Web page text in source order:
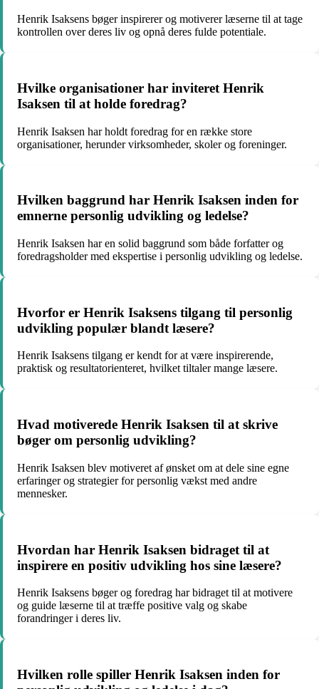
Henrik Isaksens bøger inspirerer og motiverer læserne til at tage
kontrollen over deres liv og opnå deres fulde potentiale.
Hvilke organisationer har inviteret Henrik
Isaksen til at holde foredrag?
Henrik Isaksen har holdt foredrag for en række store
organisationer, herunder virksomheder, skoler og foreninger.
Hvilken baggrund har Henrik Isaksen inden for
emnerne personlig udvikling og ledelse?
Henrik Isaksen har en solid baggrund som både forfatter og
foredragsholder med ekspertise i personlig udvikling og ledelse.
Hvorfor er Henrik Isaksens tilgang til personlig
udvikling populær blandt læsere?
Henrik Isaksens tilgang er kendt for at være inspirerende,
praktisk og resultatorienteret, hvilket tiltaler mange læsere.
Hvad motiverede Henrik Isaksen til at skrive
bøger om personlig udvikling?
Henrik Isaksen blev motiveret af ønsket om at dele sine egne
erfaringer og strategier for personlig vækst med andre
mennesker.
Hvordan har Henrik Isaksen bidraget til at
inspirere en positiv udvikling hos sine læsere?
Henrik Isaksens bøger og foredrag har bidraget til at motivere
og guide læserne til at træffe positive valg og skabe
forandringer i deres liv.
Hvilken rolle spiller Henrik Isaksen inden for